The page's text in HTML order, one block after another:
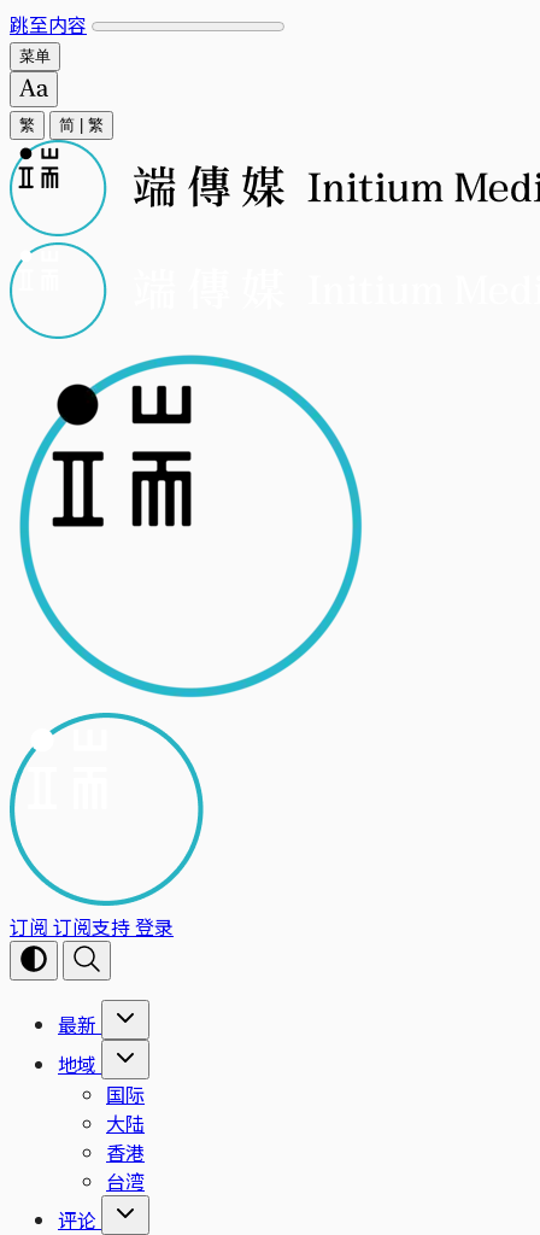
跳至内容
菜单
繁 简 繁
订阅 订阅支持登录
最新
地域
国际
大陆
香港
台湾
评论